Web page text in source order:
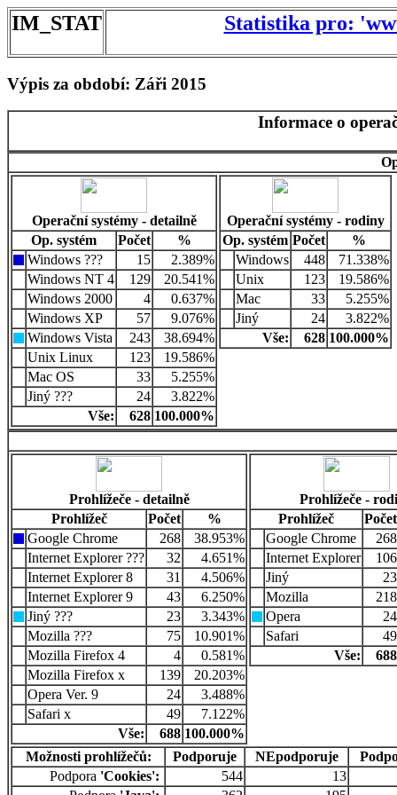
IM_STAT Statistika pro:
Výpis za období: Záři 2015
Informace o
Operační systémy - detailně
Op. systém
Počet
%
Windows ???
15
2.389%
Windows NT 4
129
20.541%
Windows 2000
4
0.637%
Windows XP
57
9.076%
Windows Vista
243
38.694%
Unix Linux
123
19.586%
Mac OS
33
5.255%
Jiný ???
24
3.822%
Vše:
628 100.000%
Operační systémy - rodiny
Op. systém Počet
%
Windows
448
71.338%
Unix
123
19.586%
Mac
33
5.255%
Jiný
24
3.822%
Vše:
628 100.000%
Prohlížeče - detailně
Prohlížeč
Počet
%
Google Chrome
268
38.953%
Internet Explorer ???
32
4.651%
Internet Explorer 8
31
4.506%
Internet Explorer 9
43
6.250%
Jiný ???
23
3.343%
Mozilla ???
75
10.901%
Mozilla Firefox 4
4
0.581%
Mozilla Firefox x
139
20.203%
Opera Ver. 9
24
3.488%
Safari x
49
7.122%
Vše:
688 100.000%
Prohlížeče -
Prohlížeč
Počet
Google Chrome
268
Internet Explorer
106
Jiný
23
Mozilla
218
Opera
24
Safari
49
Vše:
688
Možnosti prohlížečů: Podporuje NEpodporuje
Podpora 'Cookies': 544
13